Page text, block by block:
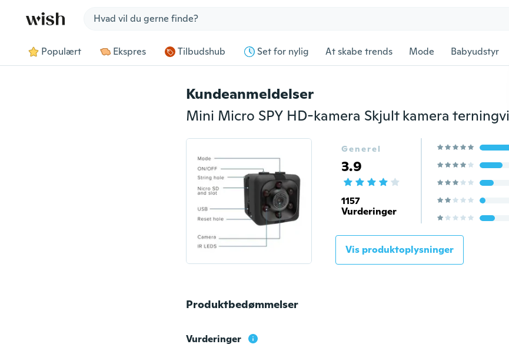
Populært Ekspres Tilbudshub Set for nylig At skabe trends Mode Babyudstyr
Kundeanmeldelser
Generel
3.9
1157
Vurderinger
Vis produktoplysninger
Produktbedømmelser
Vurderinger